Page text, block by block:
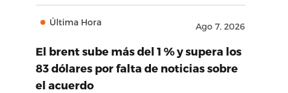
Última Hora Ago 7, 2026
El brent sube más del 1 % y supera los
83 dólares por falta de noticias sobre
el acuerdo